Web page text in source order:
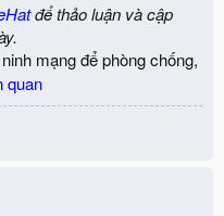
để thảo luận và cập
mạng để phòng chống,
quan